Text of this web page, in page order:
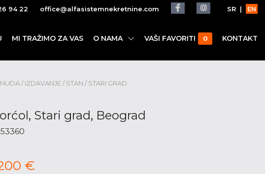
94 22 office@alfasistemnekretnine.com SR | EN
MI TRAŽIMO ZA VAS O NAMA VAŠI FAVORITI 0 KONTAKT
/ IZDAVANJE / STAN / STARI GRAD
Stari grad, Beograd
€